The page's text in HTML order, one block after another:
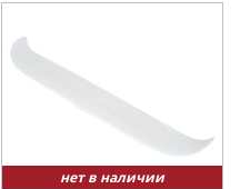
нет в наличии